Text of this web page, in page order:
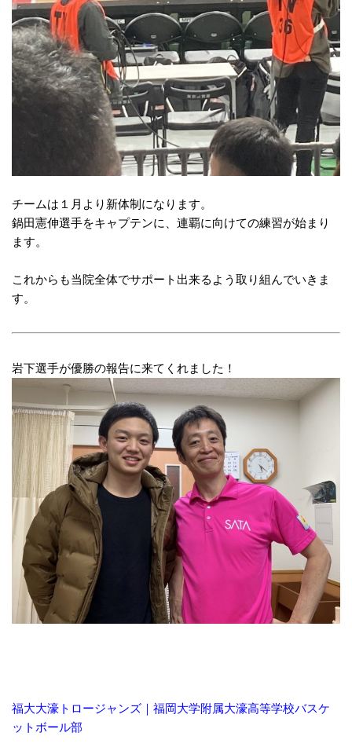
チームは１月より新体制になります。
鍋田憲伸選手をキャプテンに、 連覇に向けての練習が始まり
ます。
これからも当院全体でサポート出来るよう取り組んでいきま
す。
岩下選手が優勝の報告に来てくれました！
福大大濠トロージャンズ｜福岡大学附属大濠高等学校バスケ
ットボール部